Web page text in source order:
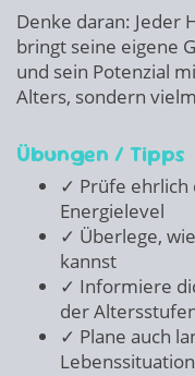
Denke daran: Jeder
bringt seine eigene
und sein Potenzial
Alters, sondern
Übungen / Tipps
✓ Prüfe ehrlich
Energielevel
✓ Überlege,
kannst
✓ Informiere
der
✓ Plane auch